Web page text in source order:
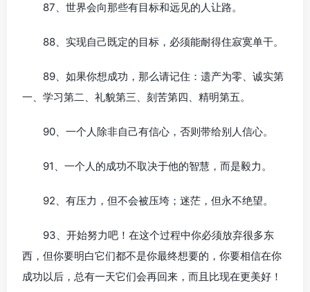
87、世界会向那些有目标和远见的人让路。
88、实现自己既定的目标，必须能耐得住寂寞单干。
89、如果你想成功，那么请记住：遗产为零、诚实第
一、学习第二、礼貌第三、刻苦第四、精明第五。
90、一个人除非自己有信心，否则带给别人信心。
91、一个人的成功不取决于他的智慧，而是毅力。
92、有压力，但不会被压垮；迷茫，但永不绝望。
93、开始努力吧！在这个过程中你必须放弃很多东
西，但你要明白它们都不是你最终想要的，你要相信在你
成功以后，总有一天它们会再回来，而且比现在更美好！